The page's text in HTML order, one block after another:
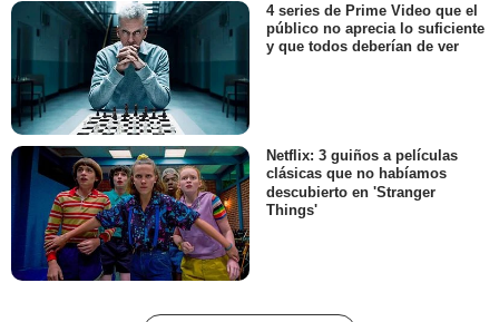
4 series de Prime Video que el
público no aprecia lo suficiente
y que todos deberían de ver
Netflix: 3 guiños a películas
clásicas que no habíamos
descubierto en 'Stranger
Things'